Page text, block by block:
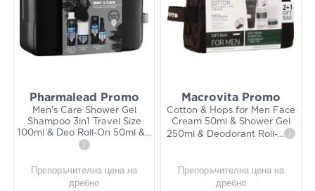
Pharmalead Promo
Men's Care Shower Gel
Shampoo 3in1 Travel Size
100ml & Deo Roll-On 50ml &...
i
Препоръчителна цена на
дребно
Macrovita Promo
Cotton & Hops for Men Face
Cream 50ml & Shower Gel
250ml & Deodorant Roll-... i
Препоръчителна цена на
дребно